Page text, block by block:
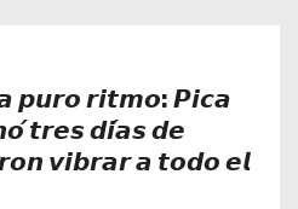
𝙥𝙪𝙧𝙤 𝙧𝙞𝙩𝙢𝙤: 𝙋𝙞𝙘𝙖
𝙩𝙧𝙚𝙨 𝙙𝙞́𝙖𝙨 𝙙𝙚
𝙫𝙞𝙗𝙧𝙖𝙧 𝙖 𝙩𝙤𝙙𝙤 𝙚𝙡